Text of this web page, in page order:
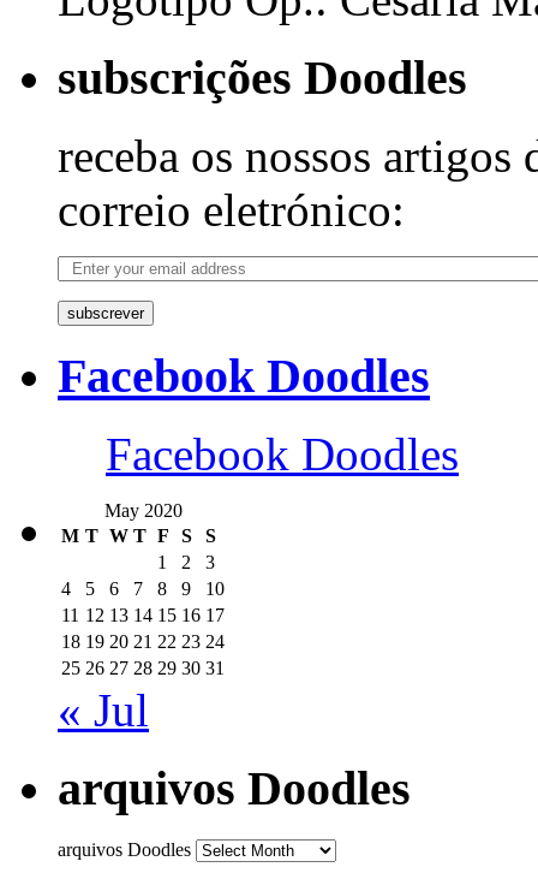
subscrições Doodles
receba os nossos artigos
correio eletrónico:
subscrever
Facebook Doodles
Facebook Doodles
May 2020
M T W T F S
S
1
2
3
4
5 6 7 8 9
10
11 12 13 14 15 16 17
18 19 20 21 22 23 24
25 26 27 28 29 30 31
« Jul
arquivos Doodles
arquivos Doodles